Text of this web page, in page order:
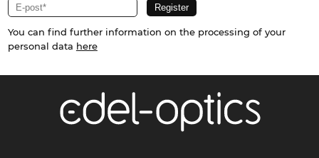
You can find further information on the processing of your
personal data here